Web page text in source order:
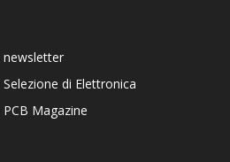
newsletter
di Elettronica
Magazine